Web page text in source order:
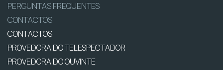
PERGUNTAS FREQUENTES
CONTACTOS
CONTACTOS
PROVEDORA DO TELESPECTADOR
PROVEDORA DO OUVINTE